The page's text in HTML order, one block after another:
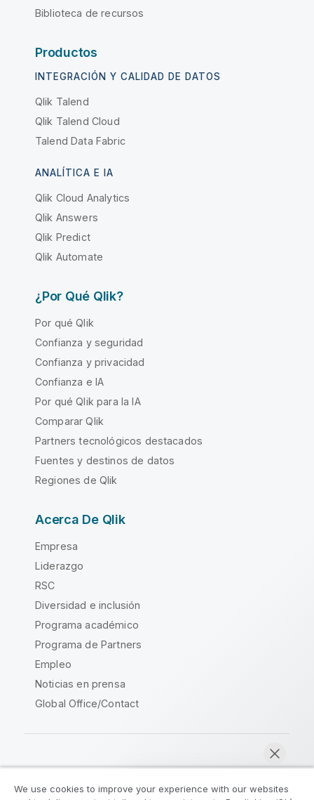
Biblioteca de recursos
Productos
INTEGRACIÓN Y CALIDAD DE DATOS
Qlik Talend
Qlik Talend Cloud
Talend Data Fabric
ANALÍTICA E IA
Qlik Cloud Analytics
Qlik Answers
Qlik Predict
Qlik Automate
¿Por Qué Qlik?
Por qué Qlik
Confianza y seguridad
Confianza y privacidad
Confianza e IA
Por qué Qlik para la IA
Comparar Qlik
Partners tecnológicos destacados
Fuentes y destinos de datos
Regiones de Qlik
Acerca De Qlik
Empresa
Liderazgo
RSC
Diversidad e inclusión
Programa académico
Programa de Partners
Empleo
Noticias en prensa
Global Office/Contact
We use cookies to improve your experience with our websites